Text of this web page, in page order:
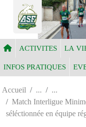
ACTIVITES LA
INFOS PRATIQUES
Accueil
Match Interligue
séléctionnée en équipe
Panneau de gestion des